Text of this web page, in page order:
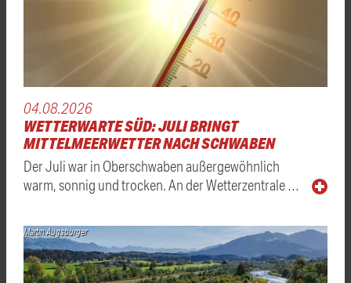
04.08.2026
WETTERWARTE SÜD: JULI BRINGT
MITTELMEERWETTER NACH SCHWABEN
Der Juli war in Oberschwaben außergewöhnlich
warm, sonnig und trocken. An der Wetterzentrale …
Martin Augsburger